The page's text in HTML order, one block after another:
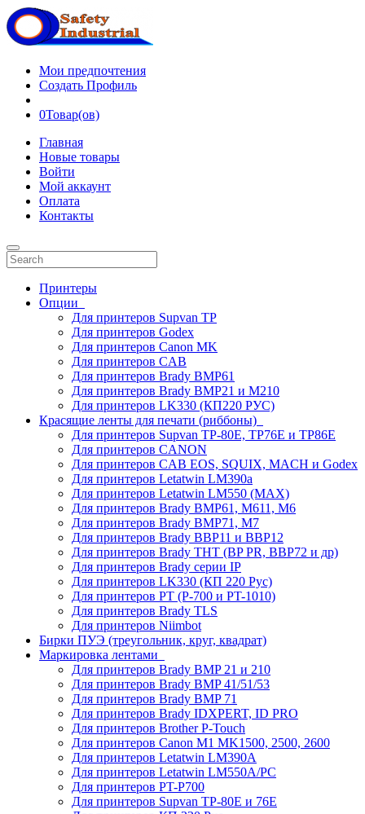
Мои предпочтения
Создать Профиль
0Товар(ов)
Главная
Новые товары
Войти
Мой аккаунт
Оплата
Контакты
Принтеры
Опции
Для принтеров Supvan TP
Для принтеров Godex
Для принтеров Canon MK
Для принтеров CAB
Для принтеров Brady BMP61
Для принтеров Brady BMP21 и M210
Для принтеров LK330 (КП220 РУС)
Красящие ленты для печати (риббоны)
Для принтеров Supvan TP-80E, TP76E и TP86E
Для принтеров CANON
Для принтеров CAB EOS, SQUIX, MACH и Godex
Для принтеров Letatwin LM390a
Для принтеров Letatwin LM550 (MAX)
Для принтеров Brady BMP61, M611, M6
Для принтеров Brady BMP71, M7
Для принтеров Brady BBP11 и BBP12
Для принтеров Brady THT (BP PR, BBP72 и др)
Для принтеров Brady серии IP
Для принтеров LK330 (КП 220 Рус)
Для принтеров PT (P-700 и PT-1010)
Для принтеров Brady TLS
Для принтеров Niimbot
Бирки ПУЭ (треугольник, круг, квадрат)
Маркировка лентами
Для принтеров Brady BMP 21 и 210
Для принтеров Brady BMP 41/51/53
Для принтеров Brady BMP 71
Для принтеров Brady IDXPERT, ID PRO
Для принтеров Brother P-Touch
Для принтеров Canon M1 MK1500, 2500, 2600
Для принтеров Letatwin LM390A
Для принтеров Letatwin LM550A/PC
Для принтеров PT-P700
Для принтеров Supvan TP-80E и 76E